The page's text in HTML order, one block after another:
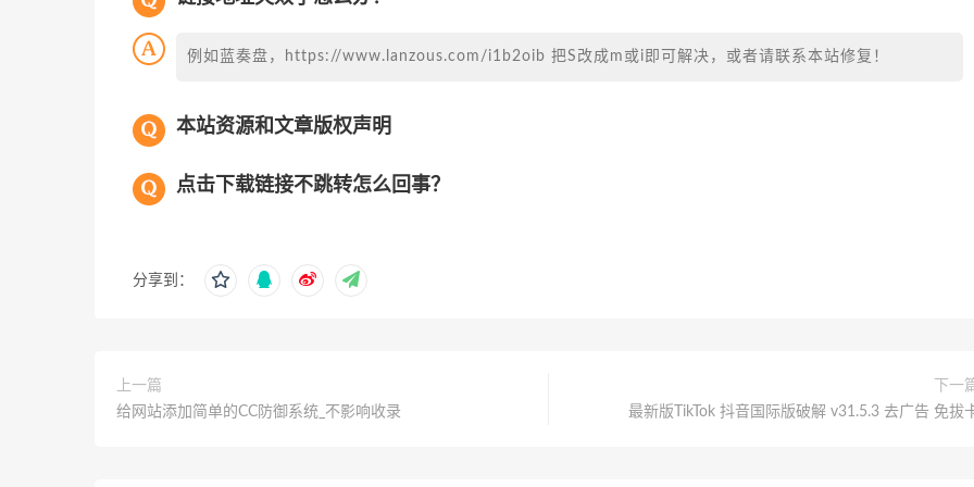
例如蓝奏盘，https://www.lanzous.com/i1b2oib 把S改成m或i即可解决，或者请联系本站修复！
本站资源和文章版权声明
点击下载链接不跳转怎么回事？
分享到：
上一篇
给网站添加简单的CC防御系统_不影响收录
下一
最新版TikTok 抖音国际版破解 v31.5.3 去广告 免拔